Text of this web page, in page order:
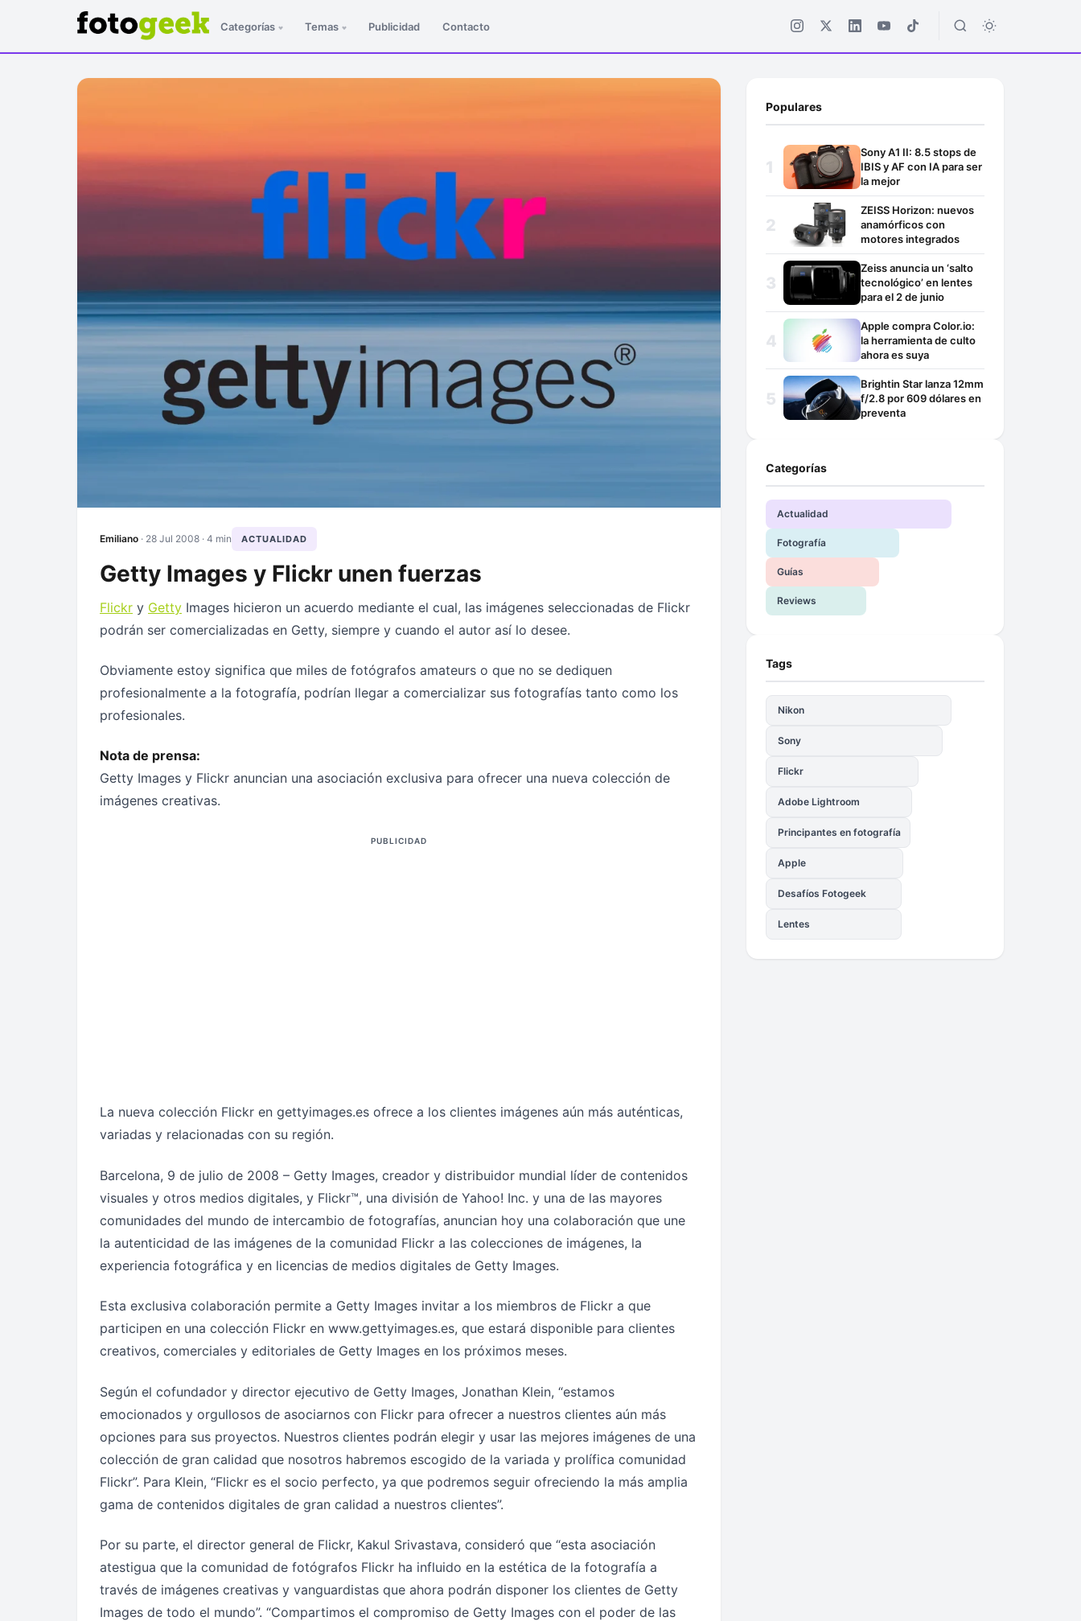
Categorías Temas Publicidad Contacto
Emiliano · 28 Jul 2008 · 4 min ACTUALIDAD
Getty Images y Flickr unen fuerzas
Flickr y Getty Images hicieron un acuerdo mediante el cual, las imágenes seleccionadas de Flickr
podrán ser comercializadas en Getty, siempre y cuando el autor así lo desee.
Obviamente estoy significa que miles de fotógrafos amateurs o que no se dediquen
profesionalmente a la fotografía, podrían llegar a comercializar sus fotografías tanto como los
profesionales.
Nota de prensa:
Getty Images y Flickr anuncian una asociación exclusiva para ofrecer una nueva colección de
imágenes creativas.
PUBLICIDAD
La nueva colección Flickr en gettyimages.es ofrece a los clientes imágenes aún más auténticas,
variadas y relacionadas con su región.
Barcelona, 9 de julio de 2008 – Getty Images, creador y distribuidor mundial líder de contenidos
visuales y otros medios digitales, y Flickr™, una división de Yahoo! Inc. y una de las mayores
comunidades del mundo de intercambio de fotografías, anuncian hoy una colaboración que une
la autenticidad de las imágenes de la comunidad Flickr a las colecciones de imágenes, la
experiencia fotográfica y en licencias de medios digitales de Getty Images.
Esta exclusiva colaboración permite a Getty Images invitar a los miembros de Flickr a que
participen en una colección Flickr en www.gettyimages.es, que estará disponible para clientes
creativos, comerciales y editoriales de Getty Images en los próximos meses.
Según el cofundador y director ejecutivo de Getty Images, Jonathan Klein, “estamos
emocionados y orgullosos de asociarnos con Flickr para ofrecer a nuestros clientes aún más
opciones para sus proyectos. Nuestros clientes podrán elegir y usar las mejores imágenes de una
colección de gran calidad que nosotros habremos escogido de la variada y prolífica comunidad
Flickr”. Para Klein, “Flickr es el socio perfecto, ya que podremos seguir ofreciendo la más amplia
gama de contenidos digitales de gran calidad a nuestros clientes”.
Por su parte, el director general de Flickr, Kakul Srivastava, consideró que “esta asociación
atestigua que la comunidad de fotógrafos Flickr ha influido en la estética de la fotografía a
través de imágenes creativas y vanguardistas que ahora podrán disponer los clientes de Getty
Images de todo el mundo”. “Compartimos el compromiso de Getty Images con el poder de las
Populares
Sony A1 II: 8.5 stops de
IBIS y AF con IA para ser
la mejor
ZEISS Horizon: nuevos
anamórficos con
motores integrados
Zeiss anuncia un ‘salto
tecnológico’ en lentes
para el 2 de junio
Apple compra Color.io:
la herramienta de culto
ahora es suya
Brightin Star lanza 12mm
f/2.8 por 609 dólares en
preventa
Categorías
Actualidad
Fotografía
Guías
Reviews
Tags
Nikon
Sony
Flickr
Adobe Lightroom
Principantes en fotografía
Apple
Desafíos Fotogeek
Lentes